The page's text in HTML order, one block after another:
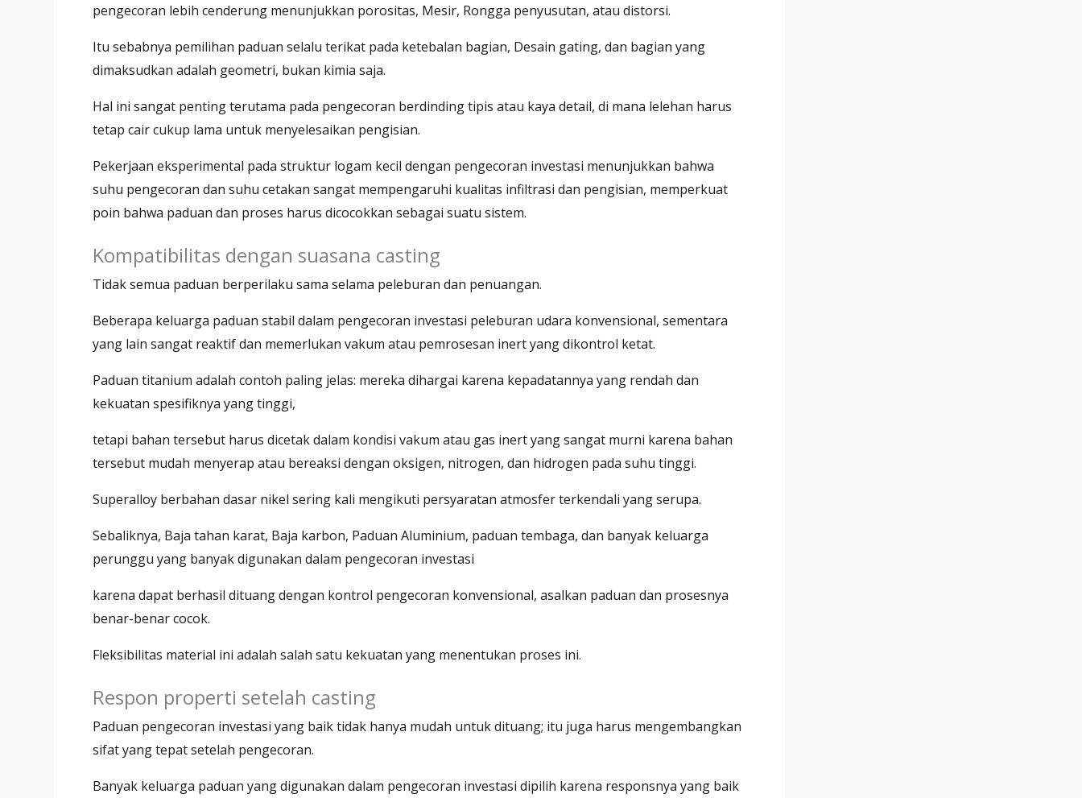
pengecoran lebih cenderung menunjukkan porositas, Mesir, Rongga penyusutan, atau distorsi.
Itu sebabnya pemilihan paduan selalu terikat pada ketebalan bagian, Desain gating, dan bagian yang
dimaksudkan adalah geometri, bukan kimia saja.
Hal ini sangat penting terutama pada pengecoran berdinding tipis atau kaya detail, di mana lelehan harus
tetap cair cukup lama untuk menyelesaikan pengisian.
Pekerjaan eksperimental pada struktur logam kecil dengan pengecoran investasi menunjukkan bahwa
suhu pengecoran dan suhu cetakan sangat mempengaruhi kualitas infiltrasi dan pengisian, memperkuat
poin bahwa paduan dan proses harus dicocokkan sebagai suatu sistem.
Kompatibilitas dengan suasana casting
Tidak semua paduan berperilaku sama selama peleburan dan penuangan.
Beberapa keluarga paduan stabil dalam pengecoran investasi peleburan udara konvensional, sementara
yang lain sangat reaktif dan memerlukan vakum atau pemrosesan inert yang dikontrol ketat.
Paduan titanium adalah contoh paling jelas: mereka dihargai karena kepadatannya yang rendah dan
kekuatan spesifiknya yang tinggi,
tetapi bahan tersebut harus dicetak dalam kondisi vakum atau gas inert yang sangat murni karena bahan
tersebut mudah menyerap atau bereaksi dengan oksigen, nitrogen, dan hidrogen pada suhu tinggi.
Superalloy berbahan dasar nikel sering kali mengikuti persyaratan atmosfer terkendali yang serupa.
Sebaliknya, Baja tahan karat, Baja karbon, Paduan Aluminium, paduan tembaga, dan banyak keluarga
perunggu yang banyak digunakan dalam pengecoran investasi
karena dapat berhasil dituang dengan kontrol pengecoran konvensional, asalkan paduan dan prosesnya
benar-benar cocok.
Fleksibilitas material ini adalah salah satu kekuatan yang menentukan proses ini.
Respon properti setelah casting
Paduan pengecoran investasi yang baik tidak hanya mudah untuk dituang; itu juga harus mengembangkan
sifat yang tepat setelah pengecoran.
Banyak keluarga paduan yang digunakan dalam pengecoran investasi dipilih karena responsnya yang baik